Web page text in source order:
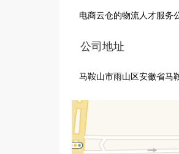
电商云仓的物流人才服务
公司地址
马鞍山市雨山区安徽省马